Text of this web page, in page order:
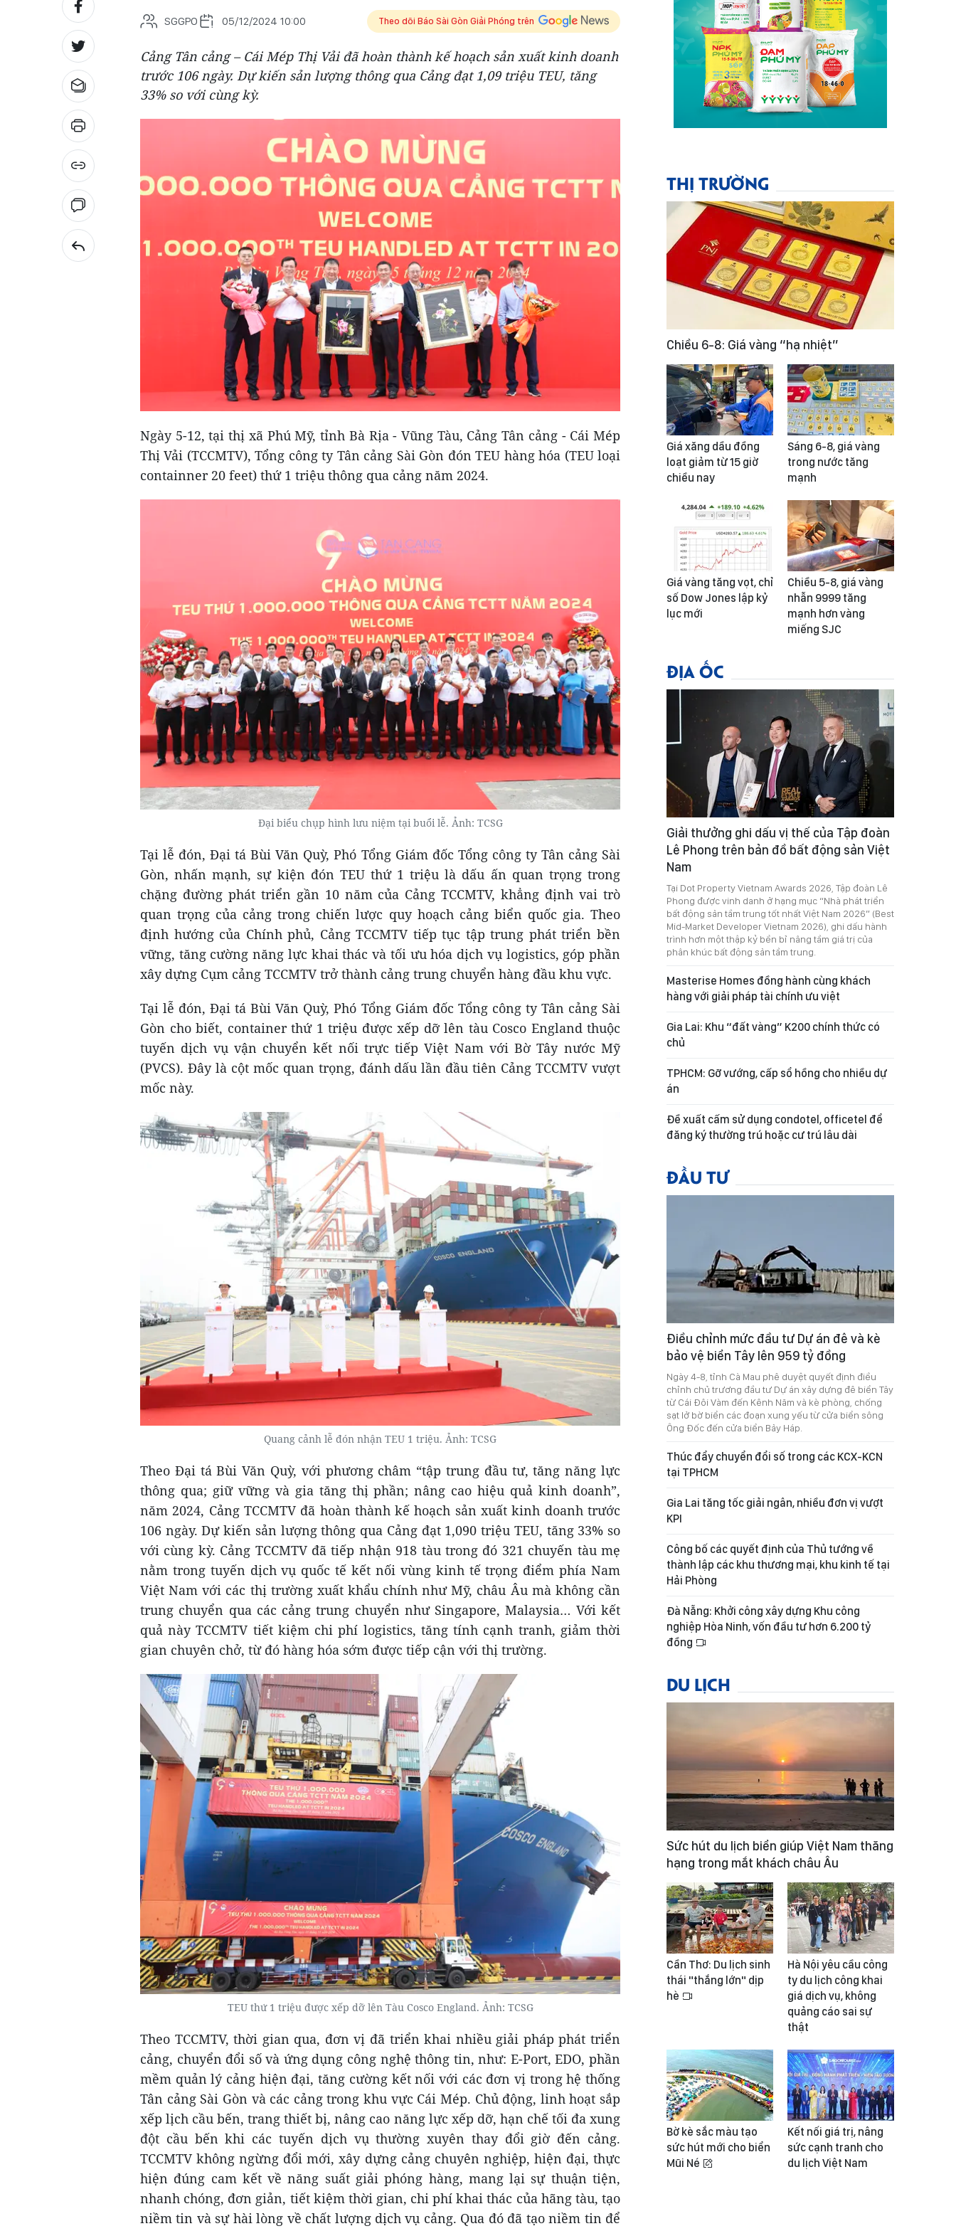
SGGPO 05/12/2024 10:00 Theo dõi Báo Sài Gòn Giải Phóng trên
Cảng Tân cảng – Cái Mép Thị Vải đã hoàn thành kế hoạch sản xuất kinh doanh
trước 106 ngày. Dự kiến sản lượng thông qua Cảng đạt 1,09 triệu TEU, tăng
33% so với cùng kỳ.
Ngày 5-12, tại thị xã Phú Mỹ, tỉnh Bà Rịa - Vũng Tàu, Cảng Tân cảng - Cái Mép
Thị Vải (TCCMTV), Tổng công ty Tân cảng Sài Gòn đón TEU hàng hóa (TEU loại
containner 20 feet) thứ 1 triệu thông qua cảng năm 2024.
Đại biểu chụp hình lưu niệm tại buổi lễ. Ảnh: TCSG
Tại lễ đón, Đại tá Bùi Văn Quỳ, Phó Tổng Giám đốc Tổng công ty Tân cảng Sài
Gòn, nhấn mạnh, sự kiện đón TEU thứ 1 triệu là dấu ấn quan trọng trong
chặng đường phát triển gần 10 năm của Cảng TCCMTV, khẳng định vai trò
quan trọng của cảng trong chiến lược quy hoạch cảng biển quốc gia. Theo
định hướng của Chính phủ, Cảng TCCMTV tiếp tục tập trung phát triển bền
vững, tăng cường năng lực khai thác và tối ưu hóa dịch vụ logistics, góp phần
xây dựng Cụm cảng TCCMTV trở thành cảng trung chuyển hàng đầu khu vực.
Tại lễ đón, Đại tá Bùi Văn Quỳ, Phó Tổng Giám đốc Tổng công ty Tân cảng Sài
Gòn cho biết, container thứ 1 triệu được xếp dỡ lên tàu Cosco England thuộc
tuyến dịch vụ vận chuyển kết nối trực tiếp Việt Nam với Bờ Tây nước Mỹ
(PVCS). Đây là cột mốc quan trọng, đánh dấu lần đầu tiên Cảng TCCMTV vượt
mốc này.
Quang cảnh lễ đón nhận TEU 1 triệu. Ảnh: TCSG
Theo Đại tá Bùi Văn Quỳ, với phương châm “tập trung đầu tư, tăng năng lực
thông qua; giữ vững và gia tăng thị phần; nâng cao hiệu quả kinh doanh”,
năm 2024, Cảng TCCMTV đã hoàn thành kế hoạch sản xuất kinh doanh trước
106 ngày. Dự kiến sản lượng thông qua Cảng đạt 1,090 triệu TEU, tăng 33% so
với cùng kỳ. Cảng TCCMTV đã tiếp nhận 918 tàu trong đó 321 chuyến tàu mẹ
nằm trong tuyến dịch vụ quốc tế kết nối vùng kinh tế trọng điểm phía Nam
Việt Nam với các thị trường xuất khẩu chính như Mỹ, châu Âu mà không cần
trung chuyển qua các cảng trung chuyển như Singapore, Malaysia… Với kết
quả này TCCMTV tiết kiệm chi phí logistics, tăng tính cạnh tranh, giảm thời
gian chuyên chở, từ đó hàng hóa sớm được tiếp cận với thị trường.
TEU thứ 1 triệu được xếp dỡ lên Tàu Cosco England. Ảnh: TCSG
Theo TCCMTV, thời gian qua, đơn vị đã triển khai nhiều giải pháp phát triển
cảng, chuyển đổi số và ứng dụng công nghệ thông tin, như: E-Port, EDO, phần
mềm quản lý cảng hiện đại, tăng cường kết nối với các đơn vị trong hệ thống
Tân cảng Sài Gòn và các cảng trong khu vực Cái Mép. Chủ động, linh hoạt sắp
xếp lịch cầu bến, trang thiết bị, nâng cao năng lực xếp dỡ, hạn chế tối đa xung
đột cầu bến khi các tuyến dịch vụ thường xuyên thay đổi giờ đến cảng.
TCCMTV không ngừng đổi mới, xây dựng cảng chuyên nghiệp, hiện đại, thực
hiện đúng cam kết về năng suất giải phóng hàng, mang lại sự thuận tiện,
nhanh chóng, đơn giản, tiết kiệm thời gian, chi phí khai thác của hãng tàu, tạo
niềm tin và sự hài lòng về chất lượng dịch vụ cảng. Qua đó đã tạo niềm tin để
THỊ TRƯỜNG
Chiều 6-8: Giá vàng “hạ nhiệt”
Giá xăng dầu đồng
loạt giảm từ 15 giờ
chiều nay
Sáng 6-8, giá vàng
trong nước tăng
mạnh
Giá vàng tăng vọt, chỉ
số Dow Jones lập kỷ
lục mới
Chiều 5-8, giá vàng
nhẫn 9999 tăng
mạnh hơn vàng
miếng SJC
ĐỊA ỐC
Giải thưởng ghi dấu vị thế của Tập đoàn
Lê Phong trên bản đồ bất động sản Việt
Nam
Tại Dot Property Vietnam Awards 2026, Tập đoàn Lê
Phong được vinh danh ở hạng mục “Nhà phát triển
bất động sản tầm trung tốt nhất Việt Nam 2026” (Best
Mid-Market Developer Vietnam 2026), ghi dấu hành
trình hơn một thập kỷ bền bỉ nâng tầm giá trị của
phân khúc bất động sản tầm trung.
Masterise Homes đồng hành cùng khách
hàng với giải pháp tài chính ưu việt
Gia Lai: Khu “đất vàng” K200 chính thức có
chủ
TPHCM: Gỡ vướng, cấp sổ hồng cho nhiều dự
án
Đề xuất cấm sử dụng condotel, officetel để
đăng ký thường trú hoặc cư trú lâu dài
ĐẦU TƯ
Điều chỉnh mức đầu tư Dự án đê và kè
bảo vệ biển Tây lên 959 tỷ đồng
Ngày 4-8, tỉnh Cà Mau phê duyệt quyết định điều
chỉnh chủ trương đầu tư Dự án xây dựng đê biển Tây
từ Cái Đôi Vàm đến Kênh Năm và kè phòng, chống
sạt lở bờ biển các đoạn xung yếu từ cửa biển sông
Ông Đốc đến cửa biển Bảy Háp.
Thúc đẩy chuyển đổi số trong các KCX-KCN
tại TPHCM
Gia Lai tăng tốc giải ngân, nhiều đơn vị vượt
KPI
Công bố các quyết định của Thủ tướng về
thành lập các khu thương mại, khu kinh tế tại
Hải Phòng
Đà Nẵng: Khởi công xây dựng Khu công
nghiệp Hòa Ninh, vốn đầu tư hơn 6.200 tỷ
đồng
DU LỊCH
Sức hút du lịch biển giúp Việt Nam thăng
hạng trong mắt khách châu Âu
Cần Thơ: Du lịch sinh
thái "thắng lớn" dịp
hè
Hà Nội yêu cầu công
ty du lịch công khai
giá dịch vụ, không
quảng cáo sai sự
thật
Bờ kè sắc màu tạo
sức hút mới cho biển
Mũi Né
Kết nối giá trị, nâng
sức cạnh tranh cho
du lịch Việt Nam